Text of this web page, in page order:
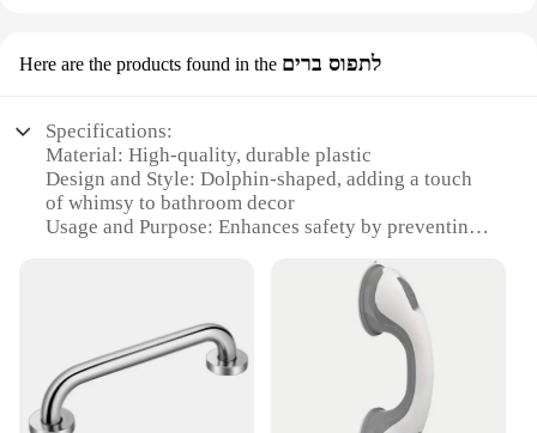
Here are the products found in the לתפוס ברים
Specifications:
Material: High-quality, durable plastic
Design and Style: Dolphin-shaped, adding a touch
of whimsy to bathroom decor
Usage and Purpose: Enhances safety by preventing
Typical Adaptive Scenario: Suitable for use in any
Shape or Size or Weight or Quantity: Lightweight
and easy to install, with dimensions tailored for
optimal fit
Performance and Property: Resistant to wear and
tear, ensuring long-lasting safety